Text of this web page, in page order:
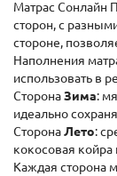
Матрас Сонлайн
сторон, с
стороне,
Наполнения
использовать в
СторонаЗима:
идеально
СторонаЛето:
кокосовая
Каждая сторона